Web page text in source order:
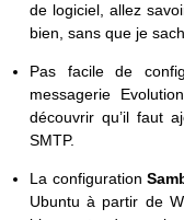
de logiciel, allez
bien, sans que je
Pas facile de
messagerie
découvrir qu’il faut
SMTP.
La configuration
Ubuntu à partir de